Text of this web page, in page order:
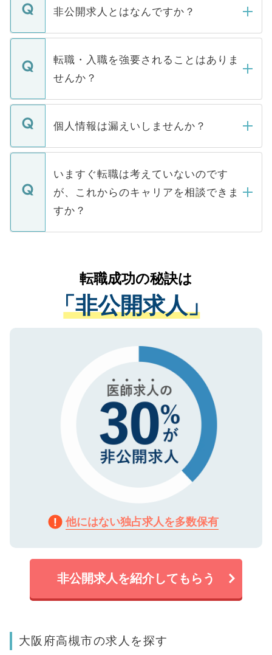
登録内容を確認し、その後メールもしくは
ます。通常、5営業日以内にはご連絡をせて
いただきますので、しばらくお待ちくださ
い。
非公開求人とはなんですか？
マイナビDOCTORで取り扱っている求人の
うち約3割は、Webサイトからご覧いただ
けない「非公開求人」です。非公開求人は
下記の理由によって、一般には公開してい
ません。
■応募殺到を避けるため 人気のある医療機
関を公にしてしまうと、応募が殺到する場
に、医療機関が求める条件に合った人材の
みを人材紹介会社に依頼するケースが増え
ています。
転職・入職を強要されることはありま
せんか？
転職・入職を強要することは一切ありませ
ん。また、仮に応募先から内定をいただい
定を承諾する必要はありません。内定先へ
の辞退の連絡はキャリアパートナーが行い
ますので、ご安心ください。
個人情報は漏えいしませんか？
個人情報が漏えいすることはありませんの
で、ご安心ください。当サイトからの登録
などで収集したご登録者様の個人情報は、
ご本人のキャリアアップおよび転職活動の
支援を目的に使用いたします。お預かりし
ているすべての個人データはご本人の許可
は、個人情報の取り扱いについての厳密な
管理基準を満たした事業者のみに付与され
る、プライバシーマークを取得済みです。
ご登録いただいた個人情報は、SSL（デー
で、機密保持に関してもご安心ください。
いますぐ転職は考えていないのです
が、これからのキャリアを相談できま
すか？
かがいして、現在の医療機関の状況や紹介
経験をまじえながら、適切なアドバイスを
させていただきます。すぐにご転職をされ
ない方には、長期的なサポートが可能です
ので、まずはご登録ください。
転職成功の秘訣は
「非公開求人」
他にはない独占求人を多数保有
非公開求人を紹介してもらう
大阪府高槻市の求人を探す